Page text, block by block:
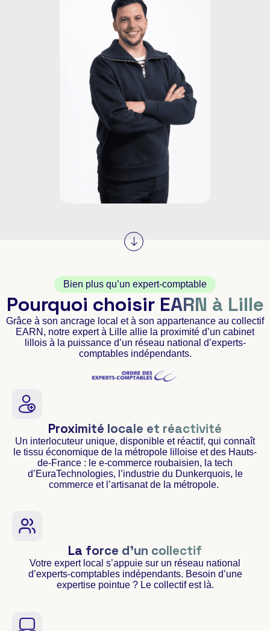
Bien plus qu’un expert-comptable
Pourquoi choisir EARN à Lille
Grâce à son ancrage local et à son appartenance au collectif
EARN, notre expert à Lille allie la proximité d’un cabinet
lillois à la puissance d’un réseau national d’experts-
comptables indépendants.
Proximité locale et réactivité
Un interlocuteur unique, disponible et réactif, qui connaît
le tissu économique de la métropole lilloise et des Hauts-
de-France : le e-commerce roubaisien, la tech
d’EuraTechnologies, l’industrie du Dunkerquois, le
commerce et l’artisanat de la métropole.
La force d'un collectif
Votre expert local s’appuie sur un réseau national
d’experts-comptables indépendants. Besoin d’une
expertise pointue ? Le collectif est là.